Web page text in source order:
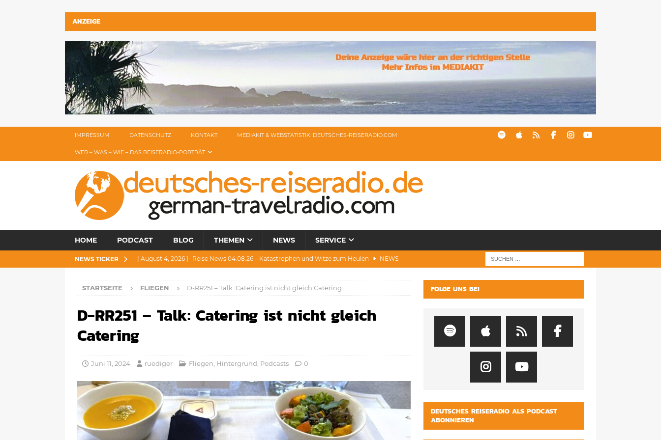
ANZEIGE
IMPRESSUM DATENSCHUTZ KONTAKT MEDIAKIT & WEBSTATISTIK: DEUTSCHES-REISERADIO.COM
WER – WAS – WIE – DAS REISERADIO-PORTRÄT
HOME PODCAST BLOG THEMEN NEWS SERVICE
NEWS TICKER [ August 4, 2026 ] Reise News 04.08.26 – Katastrophen und Witze zum Heulen NEWS
[ Juli 28, 2026 ] Reise News 28.07.26 – Umwelt, Politik, Protest & Warnung
[ Juli 23, 2026 ] Reise News 23.07.26 – Condor, Scooter, Brände, Baustellen NEWS
Reise News 06.08.26 – Luxus, Cool, Wasser & „Flug”-Hunde
STARTSEITE FLIEGEN D-RR251 – Talk: Catering ist nicht gleich Catering
D-RR251 – Talk: Catering ist nicht gleich
Catering
Juni 11, 2024 ruediger Fliegen Hintergrund Podcasts 0
FOLGE UNS BEI
DEUTSCHES REISERADIO ALS PODCAST
ABONNIEREN